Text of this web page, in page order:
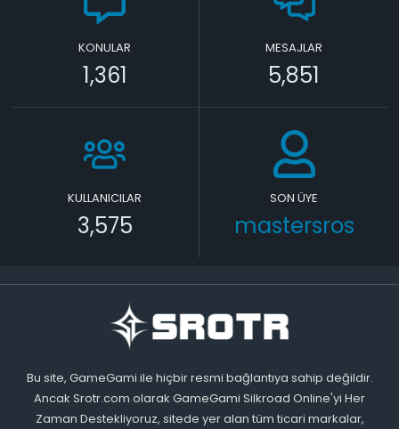
KONULAR
1,361
MESAJLAR
5,851
KULLANICILAR
3,575
SON ÜYE
mastersros
Bu site, GameGami ile hiçbir resmi bağlantıya sahip değildir.
Ancak Srotr.com olarak GameGami Silkroad Online'yi Her
Zaman Destekliyoruz, sitede yer alan tüm ticari markalar,